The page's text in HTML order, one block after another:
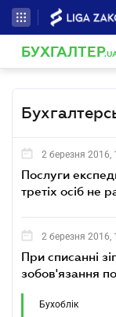
БУХГАЛТЕР
2 березня 2016,
Послуги
третіх осіб не
2 березня 2016,
При списанні
зобов'язання
Бухоблік